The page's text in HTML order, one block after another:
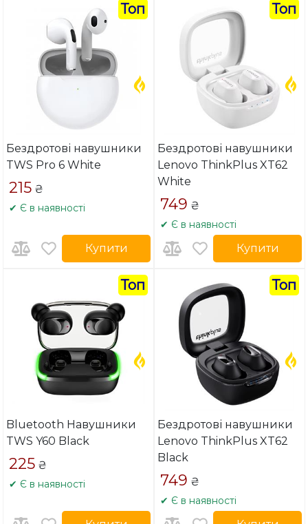
Топ
Бездротові навушники
TWS Pro 6 White
215 ₴
✔ Є в наявності
Купити
Топ
Бездротові навушники
Lenovo ThinkPlus XT62
White
749 ₴
✔ Є в наявності
Купити
Топ
Bluetooth Навушники
TWS Y60 Black
225 ₴
✔ Є в наявності
Топ
Бездротові навушники
Lenovo ThinkPlus XT62
Black
749 ₴
✔ Є в наявності